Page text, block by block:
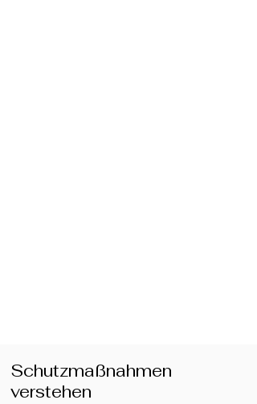
Schutzmaßnahmen
verstehen